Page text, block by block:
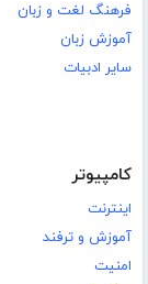
فرهنگ لغت و زبان
آموزش زبان
سایر ادبیات
کامپیوتر
اینترنت
آموزش و ترفند
امنیت